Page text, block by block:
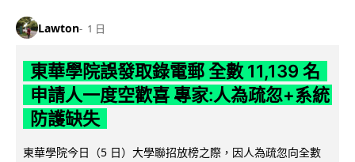
Lawton 1 日
東華學院誤發取錄電郵 全數 11,139 名
申請人一度空歡喜 專家:人為疏忽+系統
防護缺失
東華學院今日（5 日）大學聯招放榜之際，因人為疏忽向全數